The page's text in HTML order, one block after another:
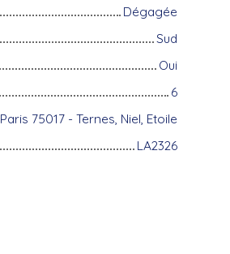
Dégagée
Sud
Oui
6
Paris 75017 - Ternes, Niel, Etoile
LA2326